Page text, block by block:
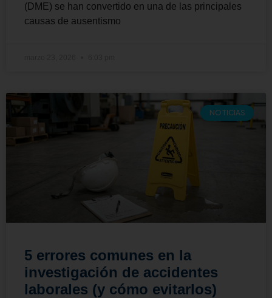
(DME) se han convertido en una de las principales
causas de ausentismo
NOTICIAS
5 errores comunes en la
investigación de accidentes
laborales (y cómo evitarlos)